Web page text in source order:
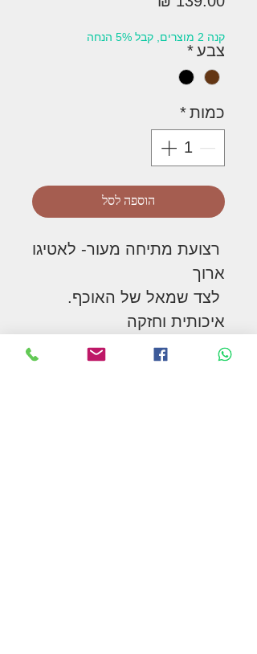
קנה 2 מוצרים, קבל 5% הנחה
צבע*
כמות*
הוספה לסל
רצועת מתיחה מעור- לאטיגו
ארוך
לצד שמאל של האוכף.
איכותית וחזקה
billet